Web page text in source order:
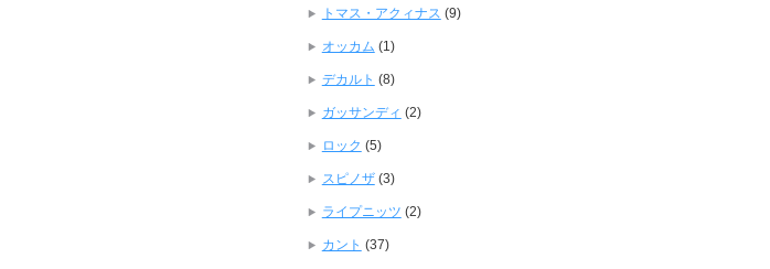
トマス・アクィナス (9)
オッカム (1)
デカルト (8)
ガッサンディ (2)
ロック (5)
スピノザ(3)
ライプニッツ (2)
カント (37)